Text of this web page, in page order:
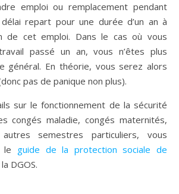
emploi ou remplacement pendant
repart pour une durée d’un an à
de cet emploi. Dans le cas où vous
passé un an, vous n’êtes plus
général. En théorie, vous serez alors
pas de panique non plus).
sur le fonctionnement de la sécurité
congés maladie, congés maternités,
semestres particuliers, vous
le guide de la protection sociale de
DGOS.